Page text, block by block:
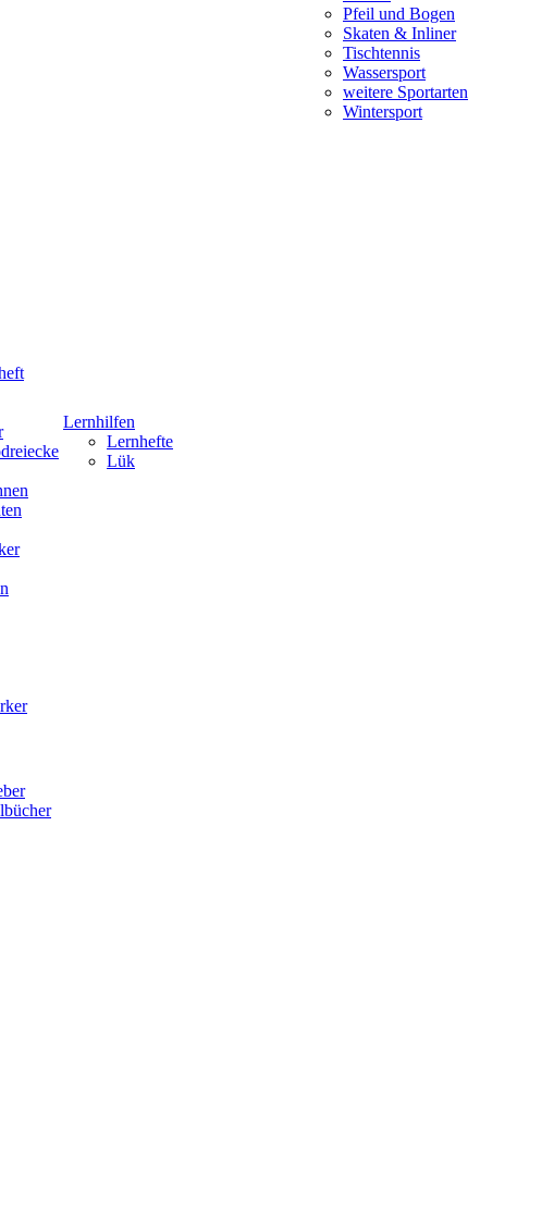
Pfeil und Bogen
Skaten & Inliner
Tischtennis
Wassersport
weitere Sportarten
Wintersport
Lernhilfen
Lernhefte
Lük